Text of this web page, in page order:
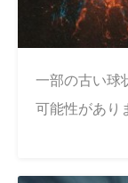
一部の古い球
可能性があり